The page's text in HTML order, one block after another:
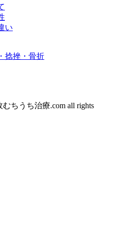
い
捻挫・骨折
ちうち治療.com all rights